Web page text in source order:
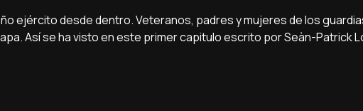
ejército desde dentro. Veteranos, padres y mujeres de los
Así se ha visto en este primer capitulo escrito por Seàn-Patrick